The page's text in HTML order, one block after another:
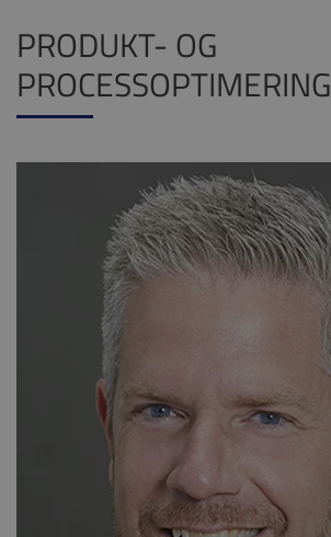
PRODUKT- OG
PROCESSOPTIMERING